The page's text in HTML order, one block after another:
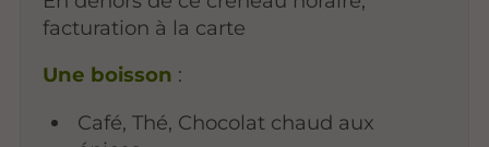
facturation à la carte
Une boisson :
Café, Thé, Chocolat chaud aux